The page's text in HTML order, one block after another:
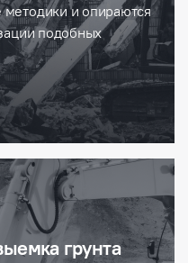
и опираются
подобных
грунта